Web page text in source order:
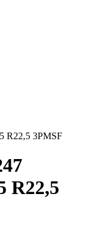
R22,5 3PMSF
R22,5